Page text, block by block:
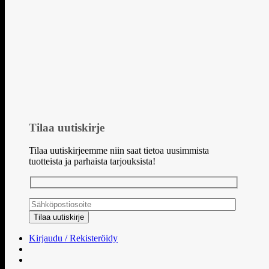
Tilaa uutiskirje
Tilaa uutiskirjeemme niin saat tietoa uusimmista
tuotteista ja parhaista tarjouksista!
Kirjaudu / Rekisteröidy